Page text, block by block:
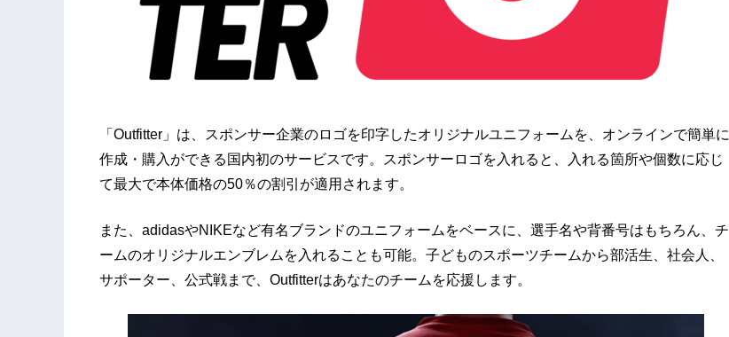
「Outfitter」は、スポンサー企業のロゴを印字したオリジナルユニフォームを、オンラインで簡単に
作成・購入ができる国内初のサービスです。スポンサーロゴを入れると、入れる箇所や個数に応じ
て最大で本体価格の50％の割引が適用されます。
また、adidasやNIKEなど有名ブランドのユニフォームをベースに、選手名や背番号はもちろん、チ
ームのオリジナルエンブレムを入れることも可能。子どものスポーツチームから部活生、社会人、
サポーター、公式戦まで、Outfitterはあなたのチームを応援します。